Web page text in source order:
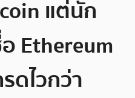
แต่นัก
Ethereum
ดไวกว่า